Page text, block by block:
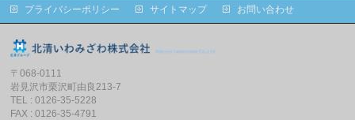
プライバシーポリシー サイトマップ お問い合わせ
〒068-0111
岩見沢市栗沢町由良213-7
TEL : 0126-35-5228
FAX : 0126-35-4791